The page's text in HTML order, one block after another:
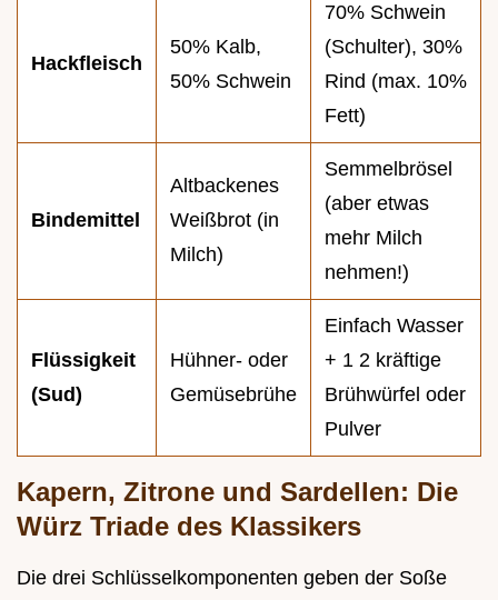
Hackfleisch
50% Kalb,
50% Schwein
70% Schwein
(Schulter), 30%
Rind (max. 10%
Fett)
Bindemittel
Altbackenes
Weißbrot (in
Milch)
Semmelbrösel
(aber etwas
mehr Milch
nehmen!)
Flüssigkeit
(Sud)
Hühner- oder
Gemüsebrühe
Einfach Wasser
+ 1 2 kräftige
Brühwürfel oder
Pulver
Kapern, Zitrone und Sardellen: Die
Würz Triade des Klassikers
Die drei Schlüsselkomponenten geben der Soße